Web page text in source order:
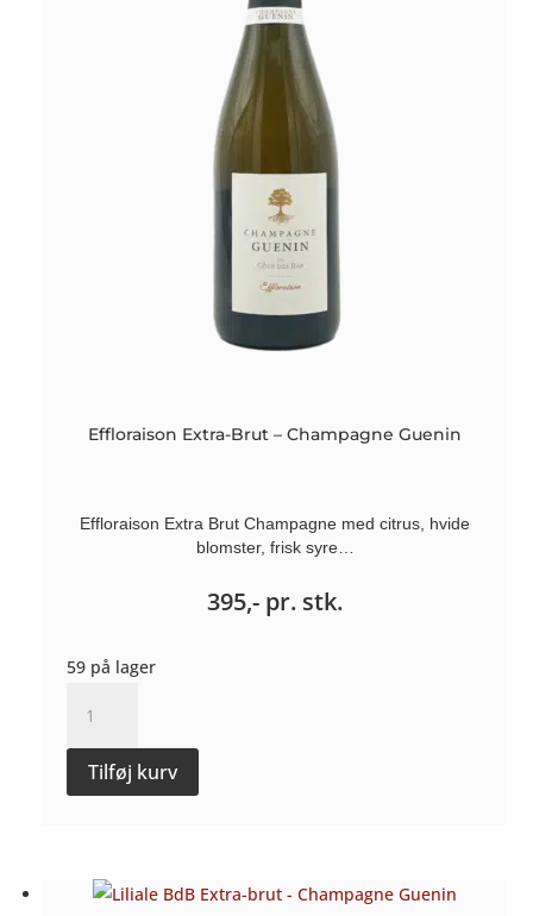
Effloraison Extra-Brut – Champagne Guenin
Effloraison Extra Brut Champagne med citrus, hvide
blomster, frisk syre…
395,- pr. stk.
59 på lager
Extra-
Brut
-
antal
Tilføj kurv